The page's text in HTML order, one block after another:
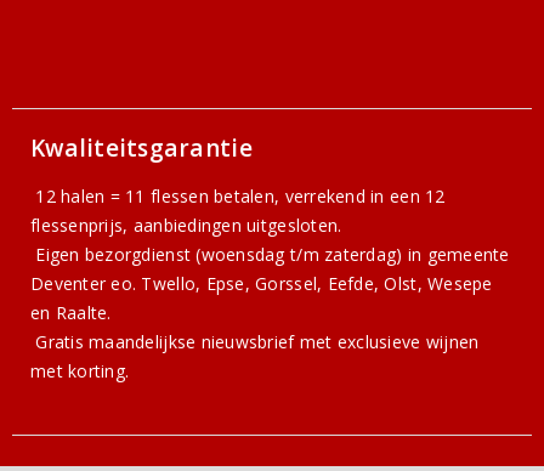
Kwaliteitsgarantie
12 halen = 11 flessen betalen, verrekend in een 12
flessenprijs, aanbiedingen uitgesloten.
Eigen bezorgdienst (woensdag t/m zaterdag) in gemeente
Deventer eo. Twello, Epse, Gorssel, Eefde, Olst, Wesepe
en Raalte.
Gratismaandelijkse nieuwsbriefmet exclusieve wijnen
met korting.